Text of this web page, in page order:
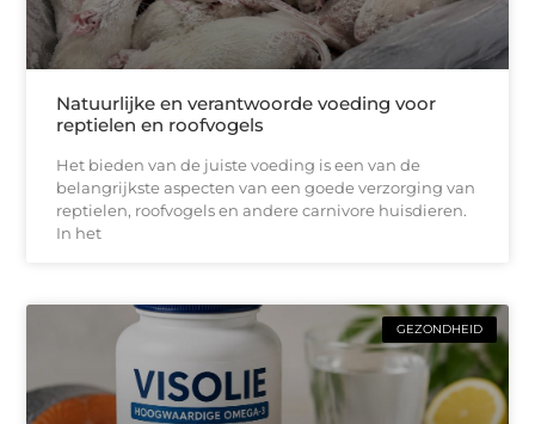
Natuurlijke en verantwoorde voeding voor
reptielen en roofvogels
Het bieden van de juiste voeding is een van de
belangrijkste aspecten van een goede verzorging van
reptielen, roofvogels en andere carnivore huisdieren.
In het
GEZONDHEID